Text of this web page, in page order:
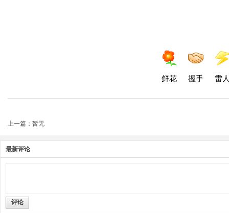
鲜花 握手 雷
上一篇：暂无
最新评论
评论